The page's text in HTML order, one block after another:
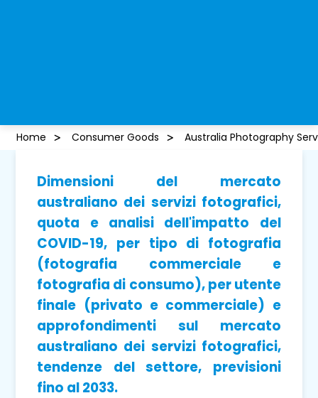
Home Consumer Goods Australia Photography
Dimensioni del mercato
australiano dei servizi fotografici,
quota e analisi dell'impatto del
COVID-19, per tipo di fotografia
(fotografia commerciale e
fotografia di consumo), per utente
finale (privato e commerciale) e
approfondimenti sul mercato
australiano dei servizi fotografici,
tendenze del settore, previsioni
fino al 2033.